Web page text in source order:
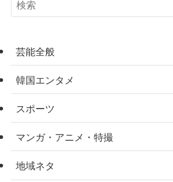
芸能全般
韓国エンタメ
スポーツ
マンガ・アニメ・特撮
地域ネタ